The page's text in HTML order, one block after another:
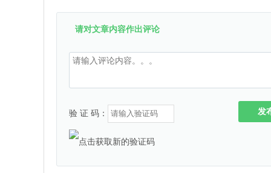
请对文章内容作出评论
验 证 码： 发